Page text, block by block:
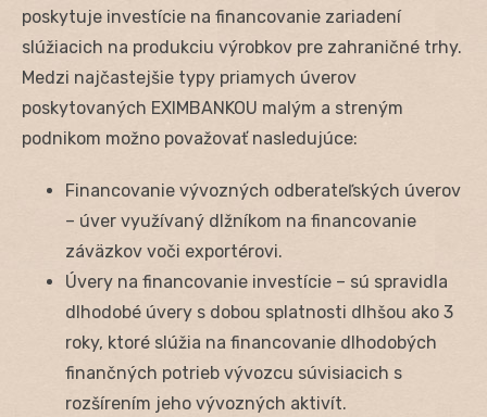
poskytuje investície na financovanie zariadení
slúžiacich na produkciu výrobkov pre zahraničné trhy.
Medzi najčastejšie typy priamych úverov
poskytovaných EXIMBANKOU malým a streným
podnikom možno považovať nasledujúce:
Financovanie vývozných odberateľských úverov
– úver využívaný dlžníkom na financovanie
záväzkov voči exportérovi.
Úvery na financovanie investície – sú spravidla
dlhodobé úvery s dobou splatnosti dlhšou ako 3
roky, ktoré slúžia na financovanie dlhodobých
finančných potrieb vývozcu súvisiacich s
rozšírením jeho vývozných aktivít.